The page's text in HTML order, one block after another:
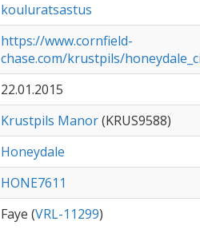
kouluratsastus
https://www.cornfield-
chase.com/krustpils/
22.01.2015
Krustpils Manor(KRUS9588)
Honeydale
HONE7611
Faye (VRL-11299)